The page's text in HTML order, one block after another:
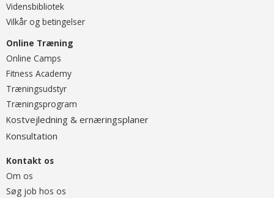
Vidensbibliotek
Vilkår og betingelser
Online Træning
Online Camps
Fitness Academy
Træningsudstyr
Træningsprogram
Kostvejledning & ernæringsplaner
Konsultation
Kontakt os
Om os
Søg job hos os